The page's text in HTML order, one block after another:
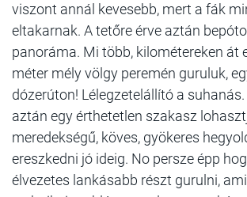
viszont annál kevesebb, mert a fák
eltakarnak. A tetőre érve aztán
panoráma. Mi több, kilométereken át
méter mély völgy peremén guruluk,
dózerúton! Lélegzetelállító a
aztán egy érthetetlen szakasz
meredekségű, köves, gyökeres
ereszkedni jó ideig. No persze épp
élvezetes lankásabb részt gurulni,